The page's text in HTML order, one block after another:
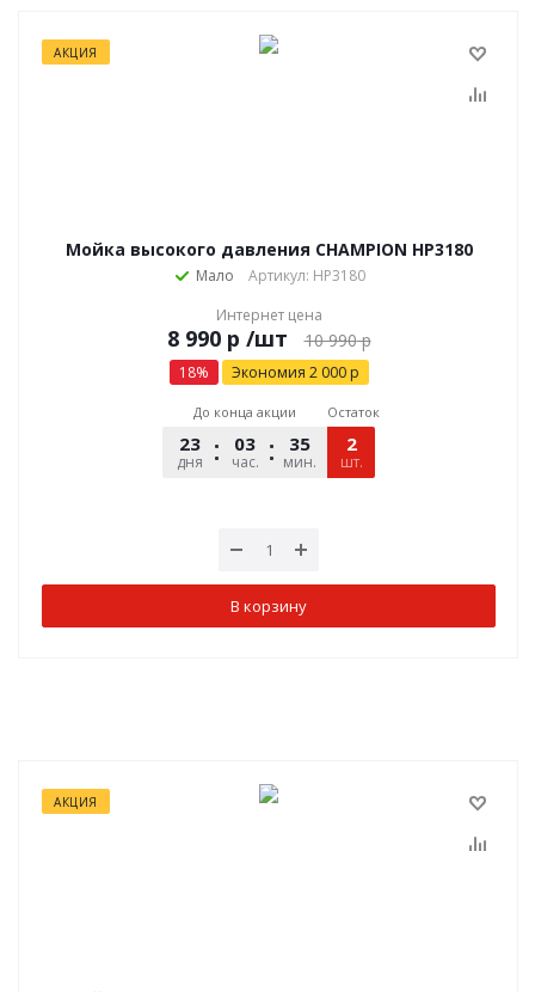
АКЦИЯ
Мойка высокого давления CHAMPION HP3180
Мало
Артикул: HP3180
Интернет цена
р /шт 10 990р
18% Экономия 2 000р
До конца акции
23
дня
03
час.
35
мин.
28
сек.
Остаток
2
шт.
В корзину
АКЦИЯ